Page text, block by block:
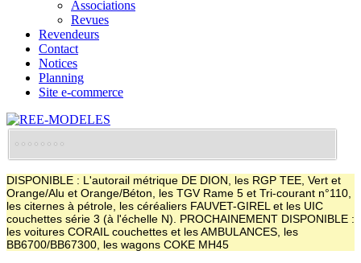
Associations
Revues
Revendeurs
Contact
Notices
Planning
Site e-commerce
DISPONIBLE : L'autorail métrique DE DION, les RGP TEE, Vert et
Orange/Alu et Orange/Béton, les TGV Rame 5 et Tri-courant n°110,
les citernes à pétrole, les céréaliers FAUVET-GIREL et les UIC
couchettes série 3 (à l'échelle N). PROCHAINEMENT DISPONIBLE :
les voitures CORAIL couchettes et les AMBULANCES, les
BB6700/BB67300, les wagons COKE MH45